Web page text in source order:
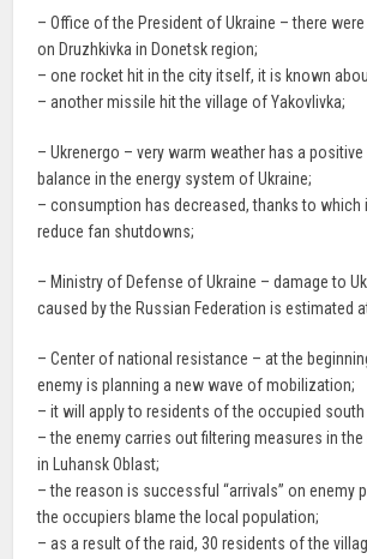
– Office of the President of Ukraine – there
on Druzhkivka in Donetsk region;
– one rocket hit in the city itself, it is known
– another missile hit the village of Yakovlivka;
– Ukrenergo – very warm weather has a
balance in the energy system of Ukraine;
– consumption has decreased, thanks to which
reduce fan shutdowns;
– Ministry of Defense of Ukraine – damage to
caused by the Russian Federation is estimated
– Center of national resistance – at the
enemy is planning a new wave of mobilization;
– it will apply to residents of the occupied south
– the enemy carries out filtering measures in
in Luhansk Oblast;
– the reason is successful “arrivals” on enemy
the occupiers blame the local population;
– as a result of the raid, 30 residents of the